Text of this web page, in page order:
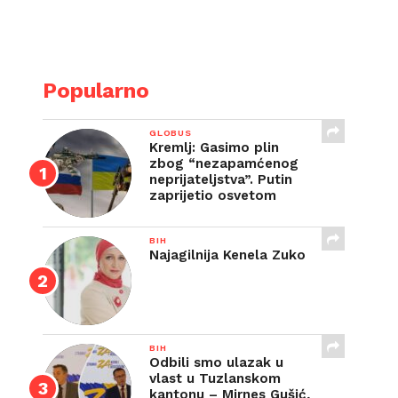
Popularno
GLOBUS
Kremlj: Gasimo plin
zbog “nezapamćenog
neprijateljstva”. Putin
zaprijetio osvetom
BIH
Najagilnija Kenela Zuko
BIH
Odbili smo ulazak u
vlast u Tuzlanskom
kantonu – Mirnes Gušić,